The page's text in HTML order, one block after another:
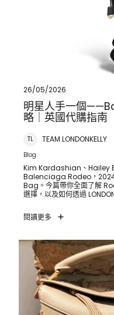
26/05/2026
明星人手一個
略｜英國代購指南
TL TEAM LONDONKELLY
Blog
Kim Kardashian、Hailey
Balenciaga Rodeo，2024
Bag。今篇帶你全面了解
選擇，以及如何透過
閱讀更多
Loewe Puzzle Bag 代購
Carpenter 同款入手攻略